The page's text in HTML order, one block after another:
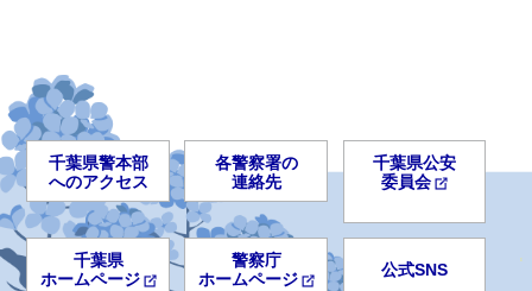
千葉県警本部
へのアクセス
各警察署の
連絡先
千葉県公安
委員会
千葉県
ホームページ
警察庁
ホームページ
公式SNS